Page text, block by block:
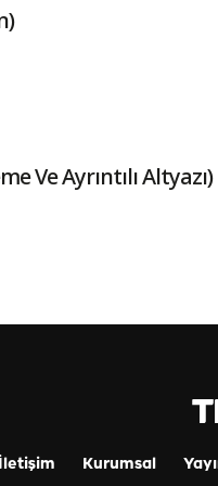
Ve Ayrıntılı Altyazı)
İletişim Kurumsal